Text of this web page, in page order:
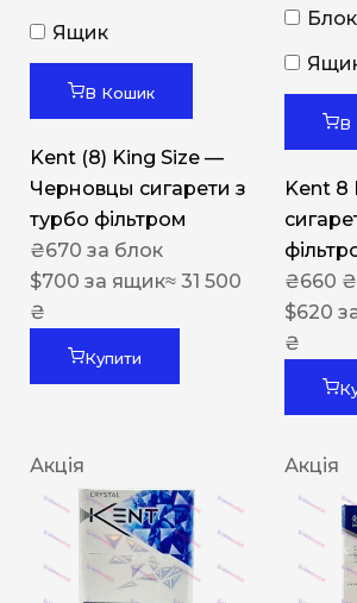
Ящик
В Кошик
Kent (8) King Size —
Черновцы сигарети з
турбо фільтром
₴670 за блок
$700 за ящик≈ 31 500
₴
Купити
Блок
В
Kent 8
₴660 ₴
$620
₴
Акція Акція